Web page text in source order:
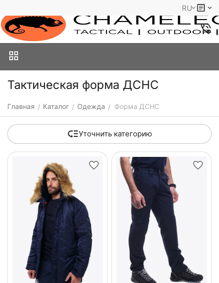
RU
Тактическая форма ДСНС
Главная / Каталог / Одежда / Форма ДСНС
Уточнить категорию